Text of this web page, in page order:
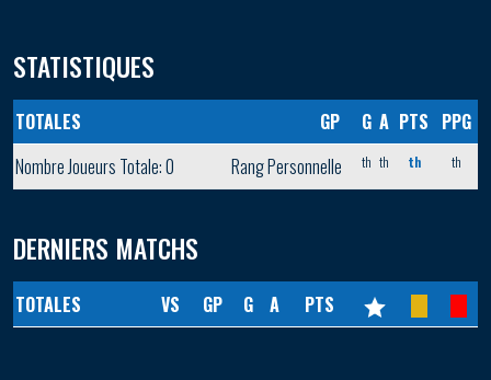
STATISTIQUES
TOTALES GP G A PTS PPG
Nombre Joueurs Totale: 0
Rang Personnelle th th th th
DERNIERS MATCHS
TOTALES VS GP G A PTS